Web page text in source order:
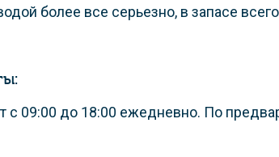
более все серьезно, в запасе
с 09:00 до 18:00 ежедневно. По